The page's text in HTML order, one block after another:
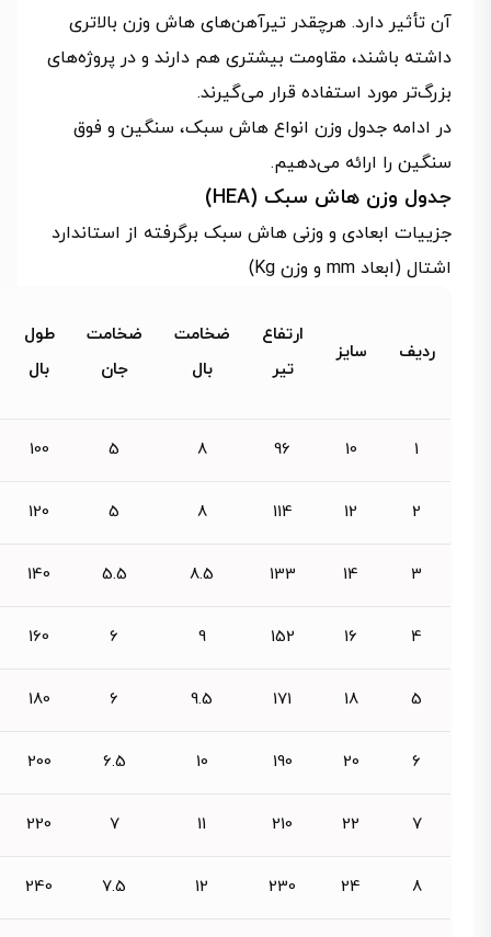
آن تأثیر دارد. هرچقدر تیرآهن‌های هاش وزن بالاتری
داشته باشند، مقاومت بیشتری هم دارند و در پروژه‌های
بزرگ‌تر مورد استفاده قرار می‌گیرند.
در ادامه جدول وزن انواع هاش سبک، سنگین و فوق
سنگین را ارائه می‌دهیم.
جدول وزن هاش سبک (HEA)
جزییات ابعادی و وزنی هاش سبک برگرفته از استاندارد
اشتال (ابعاد mm و وزن Kg)
ردیف سایز
ارتفاع
تیر
ضخامت
بال
ضخامت
جان
طول
بال
1
10
96
8
5
100
2
12
114
8
5
120
3
14
133
8.5
5.5
140
4
16
152
9
6
160
5
18
171
9.5
6
180
6
20
190
10
6.5
200
7
22
210
11
7
220
8
24
230
12
7.5
240